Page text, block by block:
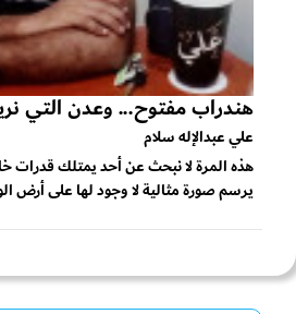
هندراب مفتوح... وعدن التي
علي عبدالإله سلام
هذه المرة لا نبحث عن أحد يمتلك قدرات
يرسم صورة مثالية لا وجود لها على أرض